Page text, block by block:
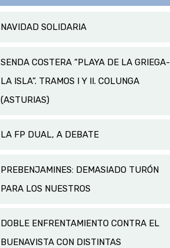
NAVIDAD SOLIDARIA
SENDA COSTERA “PLAYA DE LA GRIEGA-
LA ISLA”. TRAMOS I Y II. COLUNGA
(ASTURIAS)
LA FP DUAL, A DEBATE
PREBENJAMINES: DEMASIADO TURÓN
PARA LOS NUESTROS
DOBLE ENFRENTAMIENTO CONTRA EL
BUENAVISTA CON DISTINTAS